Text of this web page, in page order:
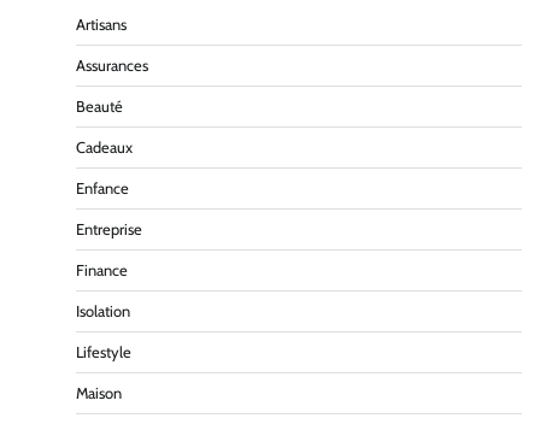
Artisans
Assurances
Beauté
Cadeaux
Enfance
Entreprise
Finance
Isolation
Lifestyle
Maison